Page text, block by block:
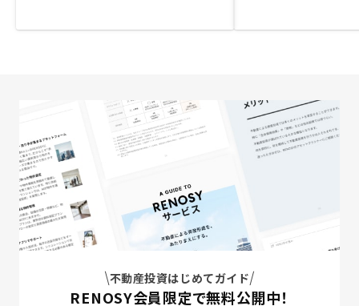
不動産投資はじめてガイド
RENOSY会員限定で無料公開中！